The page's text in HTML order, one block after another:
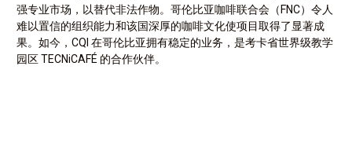
强专业市场，以替代非法作物。哥伦比亚咖啡联合会（FNC）令人
难以置信的组织能力和该国深厚的咖啡文化使项目取得了显著成
果。如今，CQI 在哥伦比亚拥有稳定的业务，是考卡省世界级教学
园区 TECNiCAFÉ 的合作伙伴。